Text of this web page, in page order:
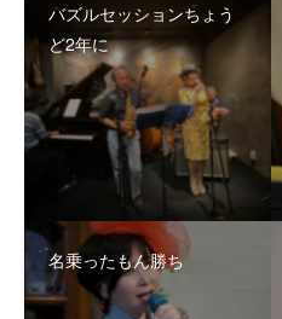
バズルセッションちょう
ど2年に
名乗ったもん勝ち